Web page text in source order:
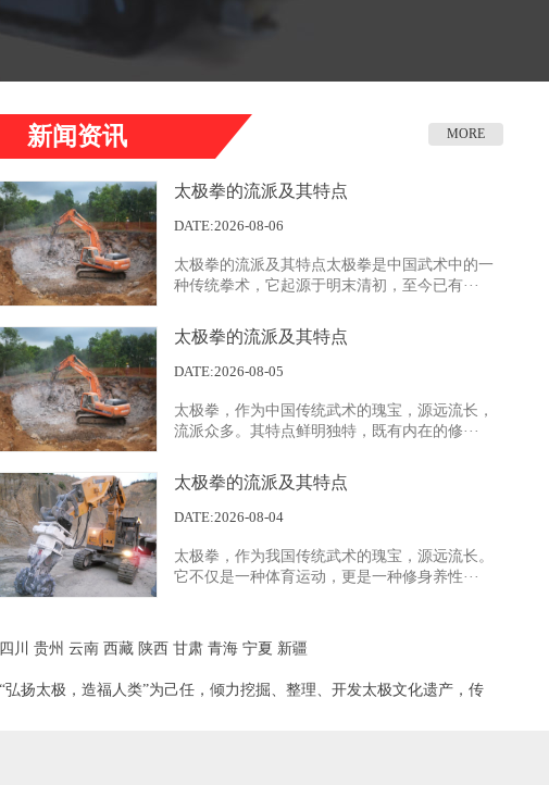
案例展示四
案例展示一
新闻资讯 MORE
太极拳的流派及其特点
DATE:2026-08-06
太极拳的流派及其特点太极拳是中国武术中的一
种传统拳术，它起源于明末清初，至今已有···
太极拳的流派及其特点
DATE:2026-08-05
太极拳，作为中国传统武术的瑰宝，源远流长，
流派众多。其特点鲜明独特，既有内在的修···
太极拳的流派及其特点
DATE:2026-08-04
太极拳，作为我国传统武术的瑰宝，源远流长。
它不仅是一种体育运动，更是一种修身养性···
四川 贵州 云南 西藏 陕西 甘肃 青海 宁夏 新疆
扬太极，造福人类”为己任，倾力挖掘、整理、开发太极文化遗产，传